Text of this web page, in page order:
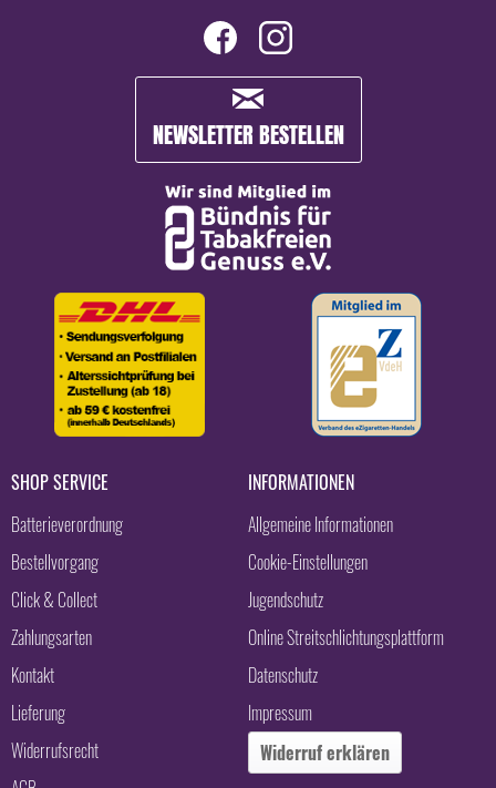
NEWSLETTER BESTELLEN
SHOP SERVICE
Batterieverordnung
Bestellvorgang
Click & Collect
Zahlungsarten
Kontakt
Lieferung
Widerrufsrecht
INFORMATIONEN
Allgemeine Informationen
Cookie-Einstellungen
Jugendschutz
Online Streitschlichtungsplattform
Datenschutz
Impressum
Widerruf erklären